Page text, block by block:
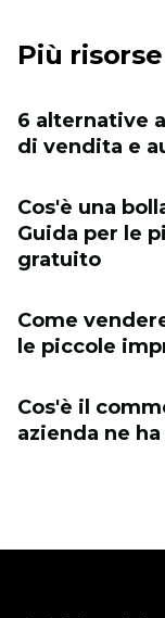
Più risorse
6 alternative
di vendita e
Cos'è una
Guida per le
gratuito
Come
le piccole
Cos'è il
azienda ne